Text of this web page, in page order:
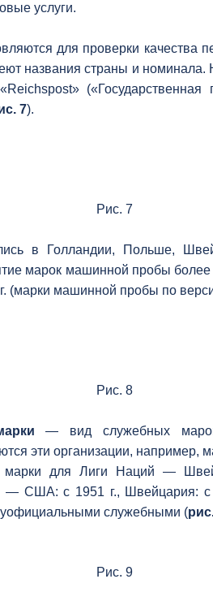
услуги.
для проверки качества
названия страны и
(«Государственная
7).
Рис. 7
в Голландии, Польше,
марок машинной пробы
(марки машинной пробы по
Рис. 8
— вид служебных
эти организации, например,
марки для Лиги Наций —
— США: с 1951 г., Швейцария: с
служебными (
Рис. 9